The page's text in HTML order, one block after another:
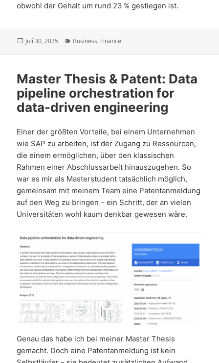
obwohl der Gehalt um rund 23 % gestiegen ist.
Veröffentlicht
Juli 30, 2025 Kategorien
Business, Finance
Master Thesis & Patent: Data
pipeline orchestration for
data-driven engineering
Einer der größten Vorteile, bei einem Unternehmen
wie SAP zu arbeiten, ist der Zugang zu Ressourcen,
die einem ermöglichen, über den klassischen
Rahmen einer Abschlussarbeit hinauszugehen. So
war es mir als Masterstudent tatsächlich möglich,
gemeinsam mit meinem Team eine Patentanmeldung
auf den Weg zu bringen – ein Schritt, der an vielen
Universitäten wohl kaum denkbar gewesen wäre.
Genau das habe ich bei meiner Master Thesis
gemacht. Doch eine Patentanmeldung ist kein